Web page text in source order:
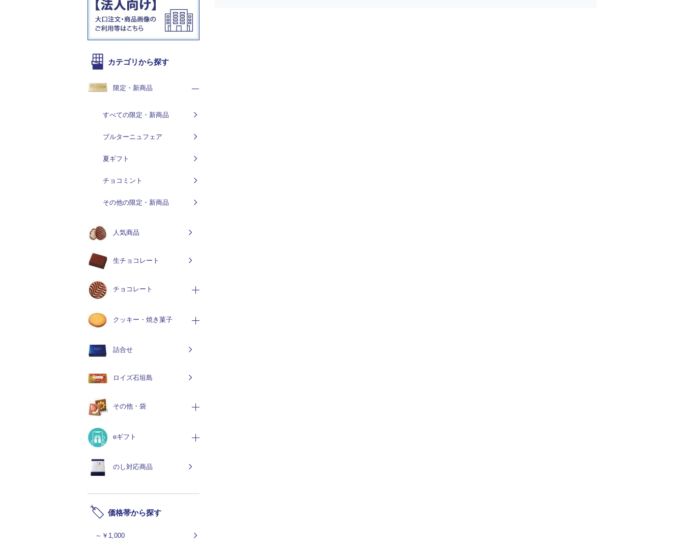
カテゴリから探す
限定・新商品
すべての限定・新商品
ブルターニュフェア
夏ギフト
チョコミント
その他の限定・新商品
人気商品
生チョコレート
チョコレート
クッキー・焼き菓子
詰合せ
ロイズ石垣島
その他・袋
eギフト
のし対応商品
価格帯から探す
～￥1,000